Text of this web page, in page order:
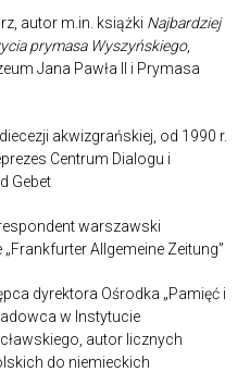
autor m.in. książki Najbardziej
prymasa Wyszyńskiego,
Jana Pawła II i Prymasa
diecezji akwizgrańskiej, od 1990 r.
Centrum Dialogu i
Gebet
warszawski
Allgemeine Zeitung”
dyrektora Ośrodka „Pamięć i
w Instytucie
autor licznych
do niemieckich